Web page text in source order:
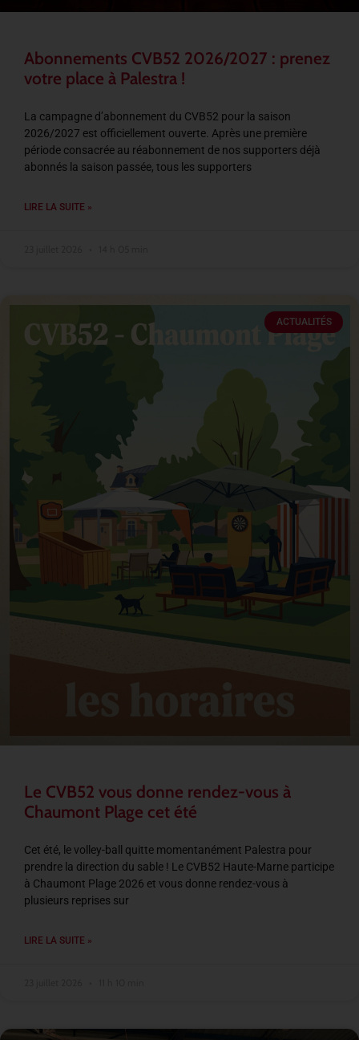
Abonnements CVB52 2026/2027 : prenez
votre place à Palestra !
La campagne d’abonnement du CVB52 pour la saison
2026/2027 est officiellement ouverte. Après une première
période consacrée au réabonnement de nos supporters déjà
abonnés la saison passée, tous les supporters
LIRE LA SUITE »
ACTUALITÉS
Le CVB52 vous donne rendez-vous à
Chaumont Plage cet été
Cet été, le volley-ball quitte momentanément Palestra pour
prendre la direction du sable ! Le CVB52 Haute-Marne participe
à Chaumont Plage 2026 et vous donne rendez-vous à
plusieurs reprises sur
LIRE LA SUITE »